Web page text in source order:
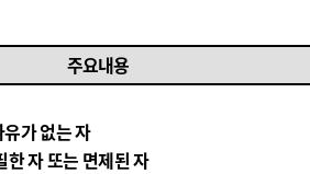
주요내용
가 없는 자
한 자 또는 면제된 자